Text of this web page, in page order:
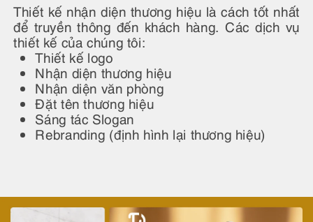
Thiết kế nhận diện thương hiệu là cách tốt nhất
để truyền thông đến khách hàng. Các dịch vụ
thiết kế của chúng tôi:
Thiết kế logo
Nhận diện thương hiệu
Nhận diện văn phòng
Đặt tên thương hiệu
Sáng tác Slogan
Rebranding (định hình lại thương hiệu)